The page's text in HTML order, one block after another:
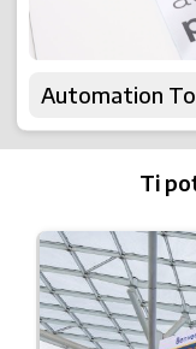
Automation
Ti